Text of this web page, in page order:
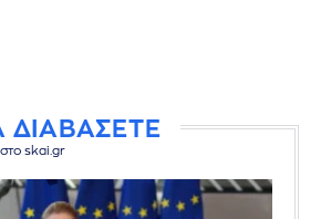
ΔΙΑΒΑΣΕΤΕ
στο skai.gr